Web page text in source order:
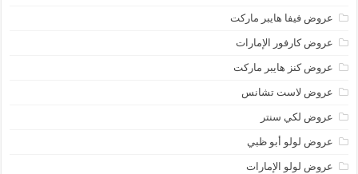
عروض فيفا هايبر ماركت
عروض كارفور الإمارات
عروض كنز هايبر ماركت
عروض لاست تشانس
عروض لكي سنتر
عروض لولو أبو ظبي
عروض لولو الإمارات